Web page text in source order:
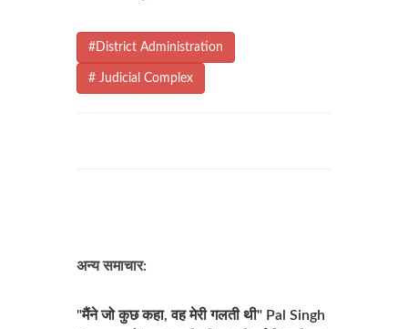
#District Administration
# Judicial Complex
अन्य समाचार:
"मैंने जो कुछ कहा, वह मेरी गलती थी" Pal Singh